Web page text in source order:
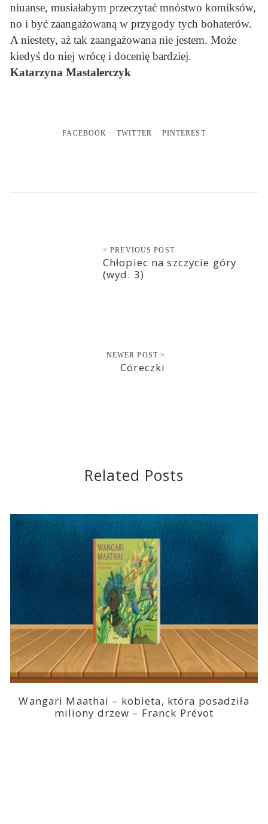
niuanse, musiałabym przeczytać mnóstwo komiksów,
no i być zaangażowaną w przygody tych bohaterów.
A niestety, aż tak zaangażowana nie jestem. Może
kiedyś do niej wrócę i docenię bardziej.
Katarzyna Mastalerczyk
FACEBOOK TWITTER PINTEREST
< PREVIOUS POST
Chłopiec na szczycie góry
(wyd. 3)
NEWER POST >
Córeczki
Related Posts
Wangari Maathai – kobieta, która posadziła
miliony drzew – Franck Prévot